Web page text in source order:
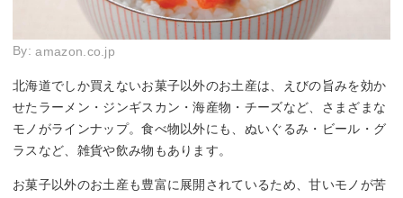
By:amazon.co.jp
北海道でしか買えないお菓子以外のお土産は、えびの旨みを効か
せたラーメン・ジンギスカン・海産物・チーズなど、さまざまな
モノがラインナップ。食べ物以外にも、ぬいぐるみ・ビール・グ
ラスなど、雑貨や飲み物もあります。
お菓子以外のお土産も豊富に展開されているため、甘いモノが苦